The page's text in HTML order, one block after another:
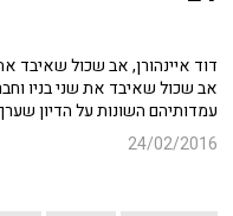
דוד איינהורן, אב שכול שאיבד
אב שכול שאיבד את שני בניו
עמדותיהם השונות על הדיון
24/02/2016